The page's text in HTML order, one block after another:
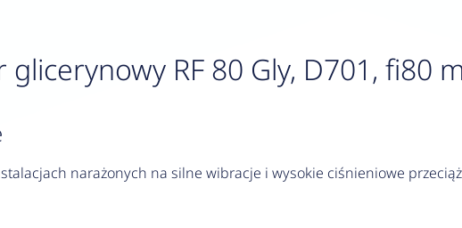
RF 80 Gly, D701, fi80
narażonych na silne wibracje i wysokie ciśnieniowe